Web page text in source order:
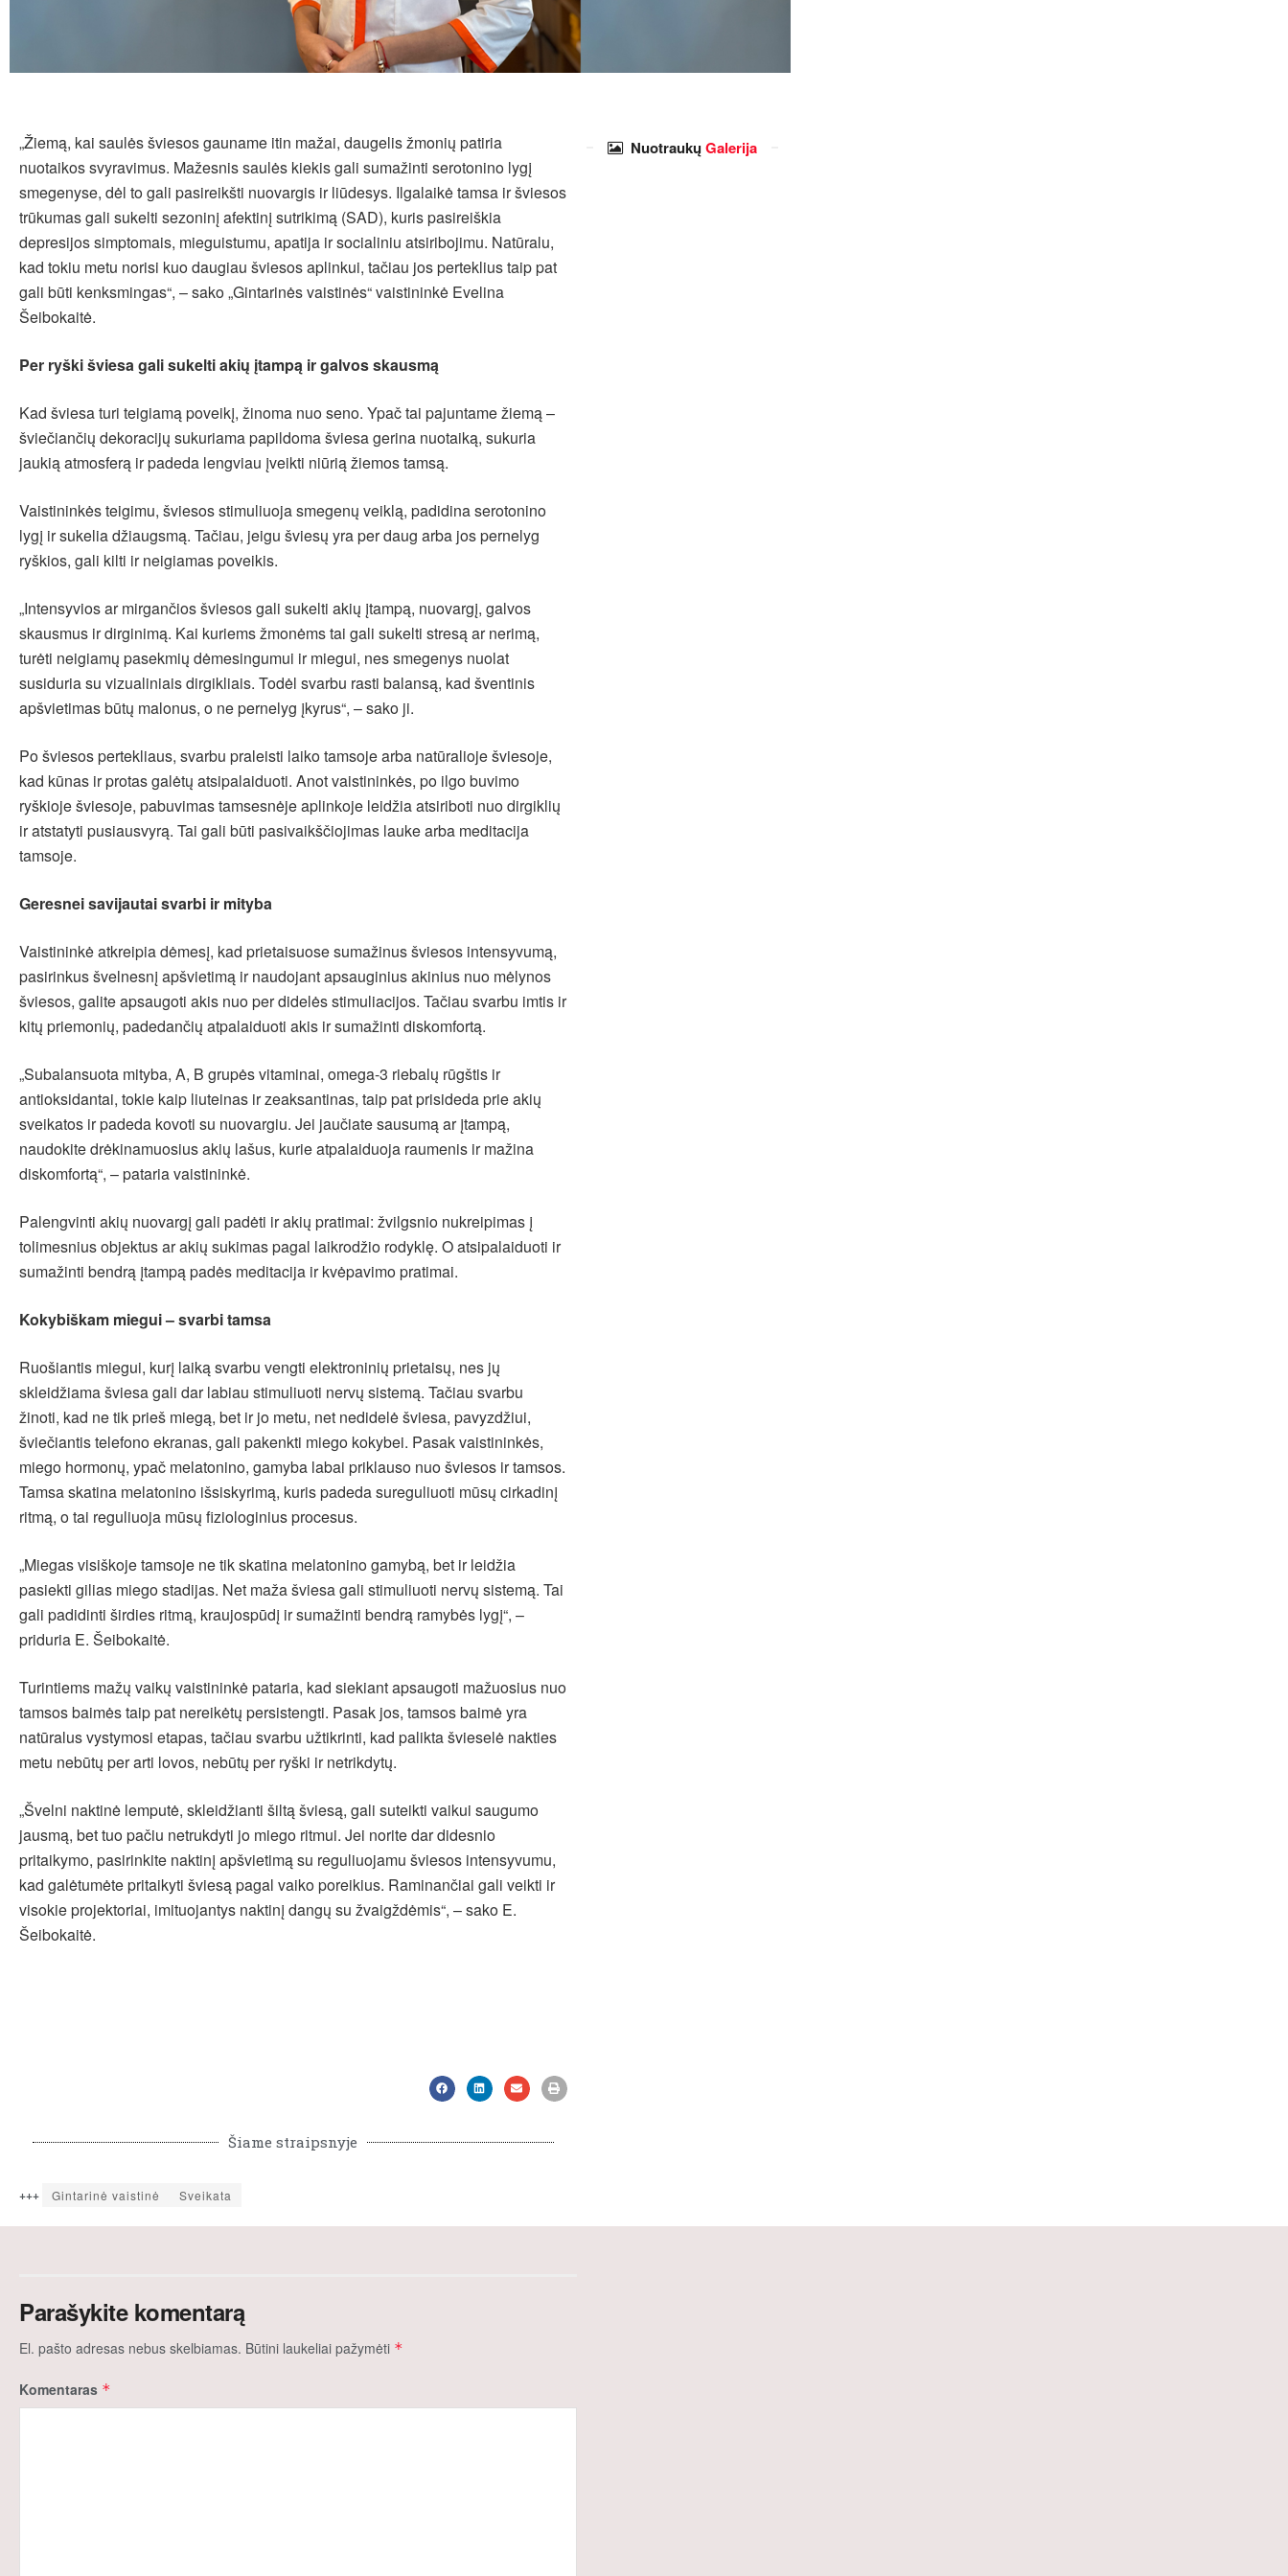
„Žiemą, kai saulės šviesos gauname itin mažai, daugelis žmonių patiria
nuotaikos svyravimus. Mažesnis saulės kiekis gali sumažinti serotonino lygį
smegenyse, dėl to gali pasireikšti nuovargis ir liūdesys. Ilgalaikė tamsa ir šviesos
trūkumas gali sukelti sezoninį afektinį sutrikimą (SAD), kuris pasireiškia
depresijos simptomais, mieguistumu, apatija ir socialiniu atsiribojimu. Natūralu,
kad tokiu metu norisi kuo daugiau šviesos aplinkui, tačiau jos perteklius taip pat
gali būti kenksmingas“, – sako „Gintarinės vaistinės“ vaistininkė Evelina
Šeibokaitė.
Per ryški šviesa gali sukelti akių įtampą ir galvos skausmą
Kad šviesa turi teigiamą poveikį, žinoma nuo seno. Ypač tai pajuntame žiemą –
šviečiančių dekoracijų sukuriama papildoma šviesa gerina nuotaiką, sukuria
jaukią atmosferą ir padeda lengviau įveikti niūrią žiemos tamsą.
Vaistininkės teigimu, šviesos stimuliuoja smegenų veiklą, padidina serotonino
lygį ir sukelia džiaugsmą. Tačiau, jeigu šviesų yra per daug arba jos pernelyg
ryškios, gali kilti ir neigiamas poveikis.
„Intensyvios ar mirgančios šviesos gali sukelti akių įtampą, nuovargį, galvos
skausmus ir dirginimą. Kai kuriems žmonėms tai gali sukelti stresą ar nerimą,
turėti neigiamų pasekmių dėmesingumui ir miegui, nes smegenys nuolat
susiduria su vizualiniais dirgikliais. Todėl svarbu rasti balansą, kad šventinis
apšvietimas būtų malonus, o ne pernelyg įkyrus“, – sako ji.
Po šviesos pertekliaus, svarbu praleisti laiko tamsoje arba natūralioje šviesoje,
kad kūnas ir protas galėtų atsipalaiduoti. Anot vaistininkės, po ilgo buvimo
ryškioje šviesoje, pabuvimas tamsesnėje aplinkoje leidžia atsiriboti nuo dirgiklių
ir atstatyti pusiausvyrą. Tai gali būti pasivaikščiojimas lauke arba meditacija
tamsoje.
Geresnei savijautai svarbi ir mityba
Vaistininkė atkreipia dėmesį, kad prietaisuose sumažinus šviesos intensyvumą,
pasirinkus švelnesnį apšvietimą ir naudojant apsauginius akinius nuo mėlynos
šviesos, galite apsaugoti akis nuo per didelės stimuliacijos. Tačiau svarbu imtis ir
kitų priemonių, padedančių atpalaiduoti akis ir sumažinti diskomfortą.
„Subalansuota mityba, A, B grupės vitaminai, omega-3 riebalų rūgštis ir
antioksidantai, tokie kaip liuteinas ir zeaksantinas, taip pat prisideda prie akių
sveikatos ir padeda kovoti su nuovargiu. Jei jaučiate sausumą ar įtampą,
naudokite drėkinamuosius akių lašus, kurie atpalaiduoja raumenis ir mažina
diskomfortą“, – pataria vaistininkė.
Palengvinti akių nuovargį gali padėti ir akių pratimai: žvilgsnio nukreipimas į
tolimesnius objektus ar akių sukimas pagal laikrodžio rodyklę. O atsipalaiduoti ir
sumažinti bendrą įtampą padės meditacija ir kvėpavimo pratimai.
Kokybiškam miegui – svarbi tamsa
Ruošiantis miegui, kurį laiką svarbu vengti elektroninių prietaisų, nes jų
skleidžiama šviesa gali dar labiau stimuliuoti nervų sistemą. Tačiau svarbu
žinoti, kad ne tik prieš miegą, bet ir jo metu, net nedidelė šviesa, pavyzdžiui,
šviečiantis telefono ekranas, gali pakenkti miego kokybei. Pasak vaistininkės,
miego hormonų, ypač melatonino, gamyba labai priklauso nuo šviesos ir tamsos.
Tamsa skatina melatonino išsiskyrimą, kuris padeda sureguliuoti mūsų cirkadinį
ritmą, o tai reguliuoja mūsų fiziologinius procesus.
„Miegas visiškoje tamsoje ne tik skatina melatonino gamybą, bet ir leidžia
pasiekti gilias miego stadijas. Net maža šviesa gali stimuliuoti nervų sistemą. Tai
gali padidinti širdies ritmą, kraujospūdį ir sumažinti bendrą ramybės lygį“, –
priduria E. Šeibokaitė.
Turintiems mažų vaikų vaistininkė pataria, kad siekiant apsaugoti mažuosius nuo
tamsos baimės taip pat nereikėtų persistengti. Pasak jos, tamsos baimė yra
natūralus vystymosi etapas, tačiau svarbu užtikrinti, kad palikta švieselė nakties
metu nebūtų per arti lovos, nebūtų per ryški ir netrikdytų.
„Švelni naktinė lemputė, skleidžianti šiltą šviesą, gali suteikti vaikui saugumo
jausmą, bet tuo pačiu netrukdyti jo miego ritmui. Jei norite dar didesnio
pritaikymo, pasirinkite naktinį apšvietimą su reguliuojamu šviesos intensyvumu,
kad galėtumėte pritaikyti šviesą pagal vaiko poreikius. Raminančiai gali veikti ir
visokie projektoriai, imituojantys naktinį dangų su žvaigždėmis“, – sako E.
Šeibokaitė.
Šiame straipsnyje
+++ Gintarinė vaistinė Sveikata
NuotraukųGalerija
Parašykite komentarą
El. pašto adresas nebus skelbiamas. Būtini laukeliai pažymėti *
Komentaras *